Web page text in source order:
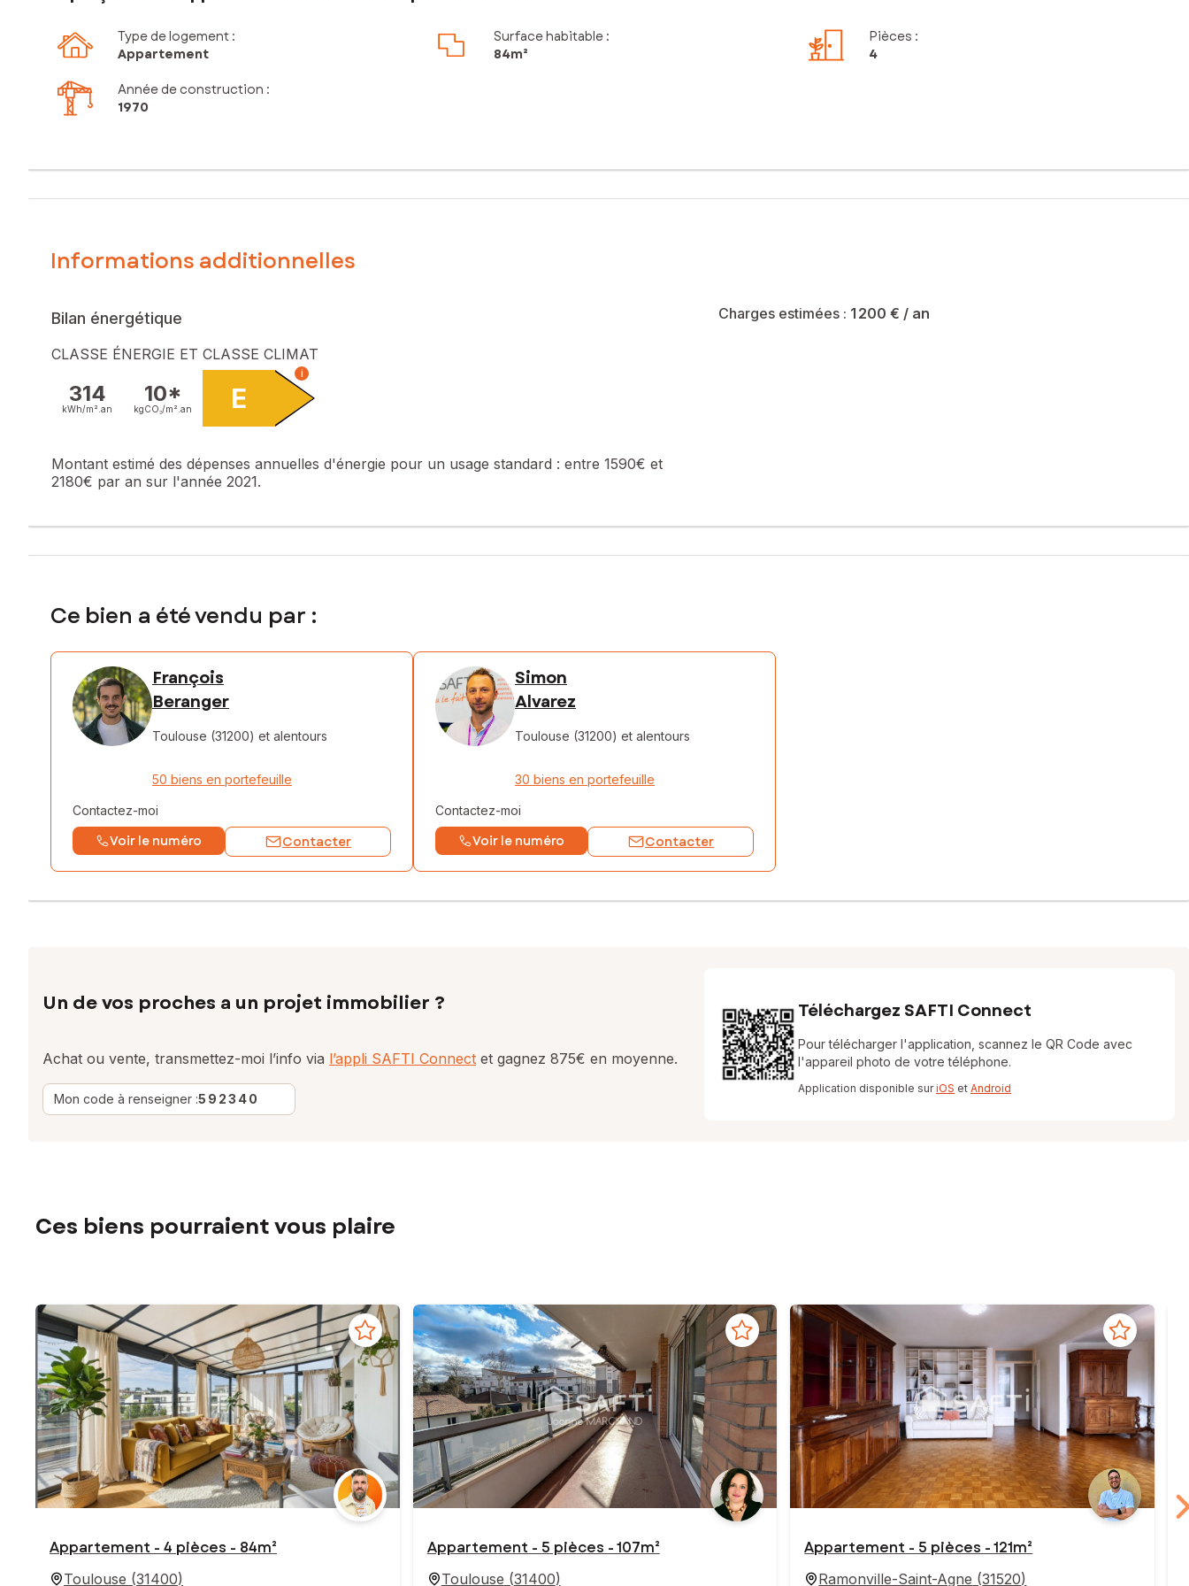
Type de logement :
Appartement
Surface habitable :
84m²
Pièces :
4
Année de construction :
1970
Informations additionnelles
Bilan énergétique
CLASSE ÉNERGIE ET CLASSE CLIMAT
314
kWh/m². an
10*
kgCO₂/m². an E
i
Montant estimé des dépenses annuelles d'énergie pour un usage standard : entre 1590€ et
2180€ par an sur l'année 2021.
Charges estimées : 1 200 € / an
Ce bien a été vendu par :
François
Beranger
Toulouse (31200) et alentours
50 biens en portefeuille
Contactez-moi
Voir le numéro Contacter
Simon
Alvarez
Toulouse (31200) et alentours
30 biens en portefeuille
Contactez-moi
Voir le numéro Contacter
Un de vos proches a un projet immobilier ?
Achat ou vente, transmettez-moi l’info via l’appli SAFTI Connect et gagnez 875€ en moyenne.
Mon code à renseigner :592340
Téléchargez SAFTI Connect
Pour télécharger l'application, scannez le QR Code avec
l'appareil photo de votre téléphone.
Application disponible suriOS et Android
Ces biens pourraient vous plaire
Appartement - 4 pièces - 84m²
Toulouse (31400)
Appartement - 5 pièces - 107m²
Toulouse (31400)
Appartement - 5 pièces - 121m²
Ramonville-Saint-Agne (31520)